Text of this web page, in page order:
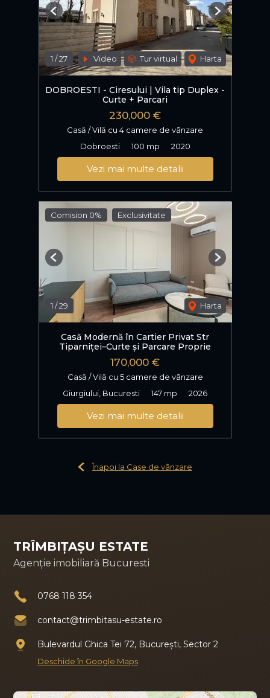
1 /27 Video Tur virtual Harta
Previous Next
DOBROESTI - Ciresului | Vila tip Duplex -
Curte + Parcari
230,000 €
Casă / Vilă cu 4 camere de vânzare
Dobroesti
100 mp 2020
Vezi mai multe detalii
Comision 0% Exclusivitate
1 /29 Harta
Previous Next
Casă Modernă în Cartier Privat Str
Tiparniței–Curte și Parcare Proprie
170,000 €
Casă / Vilă cu 5 camere de vânzare
Giurgiului, Bucuresti
147 mp 2026
Vezi mai multe detalii
Înapoi la Case de vânzare
TRÎMBIȚAȘU ESTATE
Agenție imobiliară Bucuresti
0768 118 354
contact@trimbitasu-estate.ro
Bulevardul Ghica Tei 72, București, Sector 2
Deschide în Google Maps